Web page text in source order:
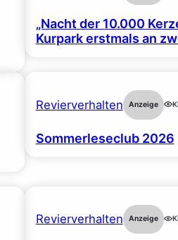
„Nacht der 10.000
Kurpark erstmals an
Revierverhalten Anzeige
Sommerleseclub 2026
Revierverhalten Anzeige